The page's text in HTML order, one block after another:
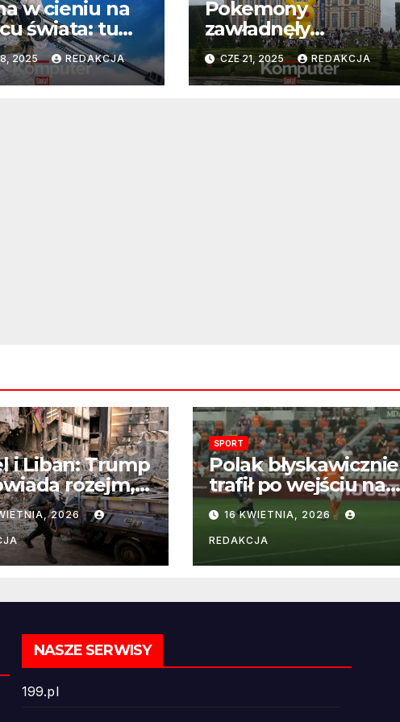
w cieniu na
świata: tu
się interesy
2025 REDAKCJA
Pokemony
zawładnęły
Paryżem – relacja z
pierwszej ręki
CZE 21, 2025 REDAKCJA
i Liban: Trump
rozejm,
wojny
odległa
2026
SPORT
Polak błyskawicznie
trafił po wejściu na
boisko – gol już po
22 sekundach!
16 KWIETNIA, 2026
REDAKCJA
NASZE SERWISY
199.pl